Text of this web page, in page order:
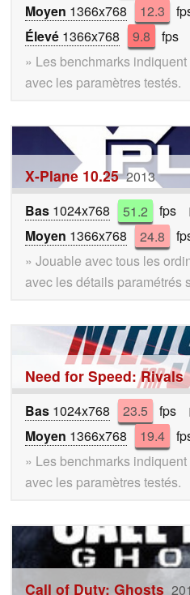
Moyen 1366x768 12.3
Élevé 1366x768 9.8 fps
» Les benchmarks
avec les paramètres testés.
X-Plane 10.25 2013
Bas 1024x768 51.2 fps
Moyen 1366x768 24.8
» Jouable avec tous les
avec les détails paramétrés
Need for Speed: Rivals
Bas 1024x768 23.5 fps
Moyen 1366x768 19.4
» Les benchmarks
avec les paramètres testés.
Call of Duty: Ghosts